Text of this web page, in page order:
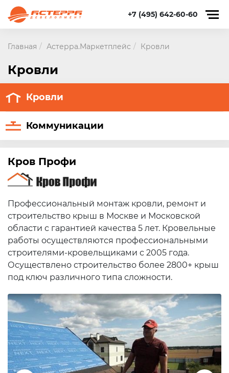
+7 (495) 642-60-60
Главная Астерра.Маркетплейс Кровли
Кровли
Кровли
Коммуникации
Кров Профи
Профессиональный монтаж кровли, ремонт и
строительство крыш в Москве и Московской
области с гарантией качества 5 лет. Кровельные
работы осуществляются профессиональными
строителями-кровельщиками с 2005 года.
Осуществлено строительство более 2800+ крыш
под ключ различного типа сложности.